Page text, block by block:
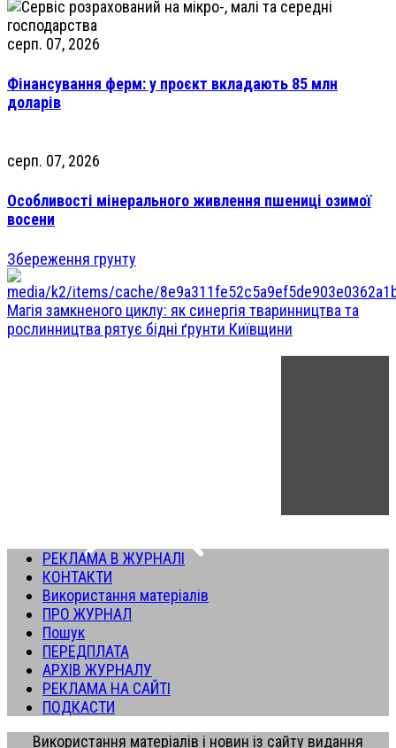
серп. 07, 2026
Фінансування ферм: у проєкт вкладають 85 млн
доларів
серп. 07, 2026
Особливості мінерального живлення пшениці озимої
восени
Збереження грунту
Магія замкненого циклу: як синергія тваринництва та
рослинництва рятує бідні ґрунти Київщини
РЕКЛАМА В ЖУРНАЛІ
КОНТАКТИ
Використання матеріалів
ПРО ЖУРНАЛ
Пошук
ПЕРЕДПЛАТА
АРХІВ ЖУРНАЛУ
РЕКЛАМА НА САЙТІ
ПОДКАСТИ
Використання матеріалів і новин із сайту видання